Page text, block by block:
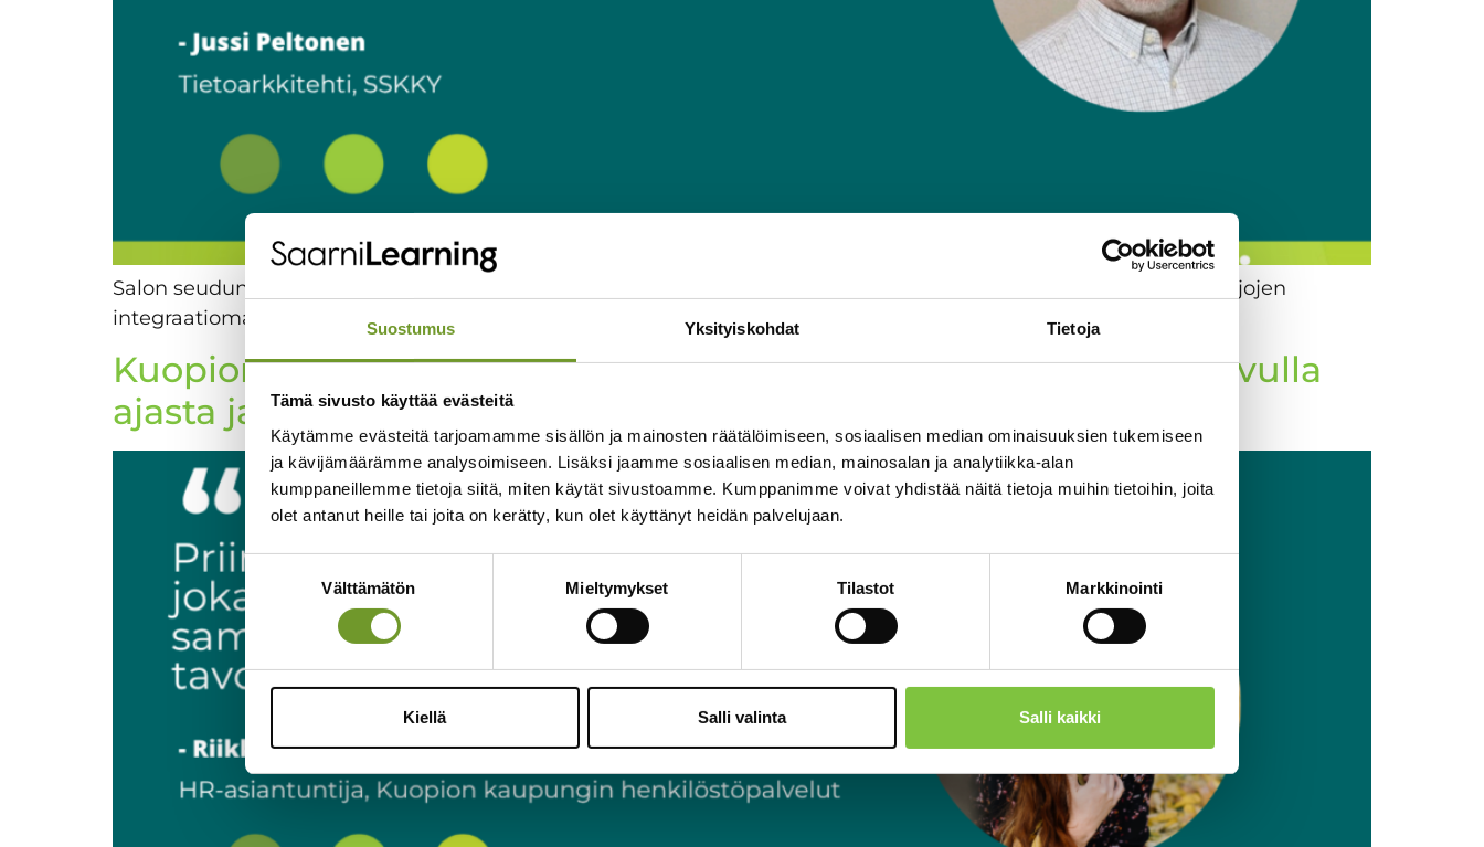
Suostumus Yksityiskohdat Tietoja
Tämä sivusto käyttää evästeitä
Käytämme evästeitä tarjoamamme sisällön ja mainosten räätälöimiseen, sosiaalisen median ominaisuuksien tukemiseen
ja kävijämäärämme analysoimiseen. Lisäksi jaamme sosiaalisen median, mainosalan ja analytiikka-alan
kumppaneillemme tietoja siitä, miten käytät sivustoamme. Kumppanimme voivat yhdistää näitä tietoja muihin tietoihin, joita
olet antanut heille tai joita on kerätty, kun olet käyttänyt heidän palvelujaan.
valinta
Välttämätön Mieltymykset Tilastot Markkinointi
Kiellä Salli valinta Salli kaikki
Salon seudun koulutuskuntayhtymä valitsi Priima oppimisympäristön ensisijaisesti selkeän käyttöliittymän ja laajojen
integraatiomahdollisuuksien vuoksi.
Kuopion kaupunki kehittää henkilöstönsä osaamista Priiman avulla
ajasta ja paikasta riippumatta